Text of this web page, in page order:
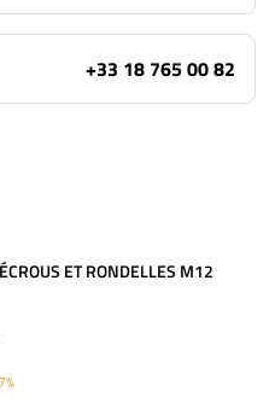
+33 18 765 00 82
ET RONDELLES M12